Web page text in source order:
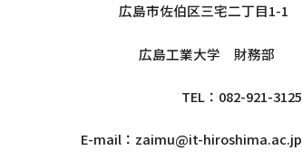
広島市佐伯区三宅二丁目1-1
広島工業大学 財務部
TEL：082-921-3125
E-mail：zaimu@it-hiroshima.ac.jp